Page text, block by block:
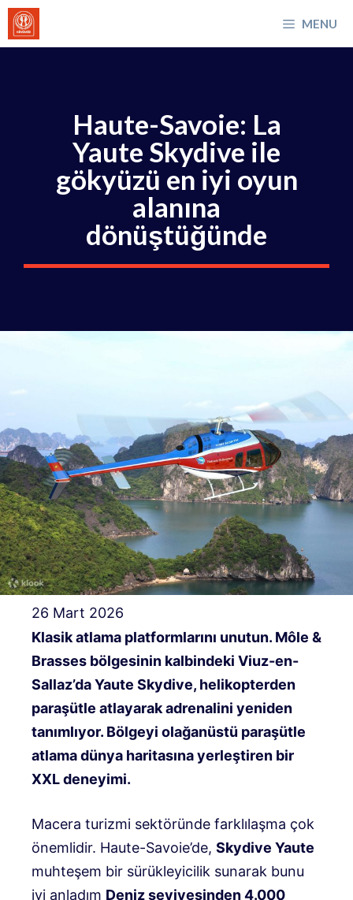
İçeriğe
atla
MENU
Haute-Savoie: La
Yaute Skydive ile
gökyüzü en iyi oyun
alanına
dönüştüğünde
26 Mart 2026
Klasik atlama platformlarını unutun. Môle &
Brasses bölgesinin kalbindeki Viuz-en-
Sallaz’da Yaute Skydive, helikopterden
paraşütle atlayarak adrenalini yeniden
tanımlıyor. Bölgeyi olağanüstü paraşütle
atlama dünya haritasına yerleştiren bir
XXL deneyimi.
Macera turizmi sektöründe farklılaşma çok
önemlidir. Haute-Savoie’de, Skydive Yaute
muhteşem bir sürükleyicilik sunarak bunu
iyi anladım Deniz seviyesinden 4.000